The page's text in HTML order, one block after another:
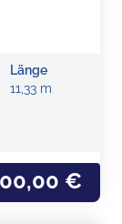
Länge
11,33 m
€